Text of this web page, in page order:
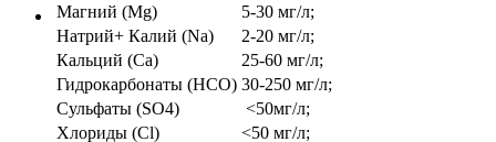
Магний (Mg)
5-30 мг/л;
Натрий+ Калий (Na)
2-20 мг/л;
Кальций (Ca)
25-60 мг/л;
Гидрокарбонаты (HCO) 30-250 мг/л;
Сульфаты (SO4)
<50мг/л;
Хлориды (Cl)
<50 мг/л;